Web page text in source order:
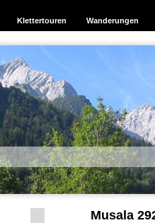
Klettertouren Wanderungen
Musala